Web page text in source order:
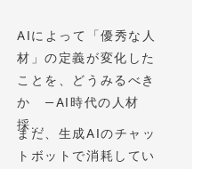
AIによって「優秀な人
材」の定義が変化した
ことを、どうみるべき
か —AI時代の人材
採...
まだ、生成AIのチャッ
トボットで消耗してい